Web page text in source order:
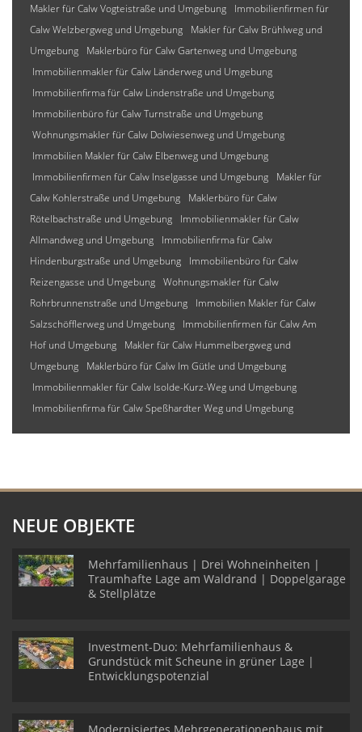
Makler für Calw Vogteistraße und Umgebung
Immobilienfirmen für
Calw Welzbergweg und Umgebung
Makler für Calw Brühlweg und
Umgebung
Maklerbüro für Calw Gartenweg und Umgebung
Immobilienmakler für Calw Länderweg und Umgebung
Immobilienfirma für Calw Lindenstraße und Umgebung
Immobilienbüro für Calw Turnstraße und Umgebung
Wohnungsmakler für Calw Dolwiesenweg und Umgebung
Immobilien Makler für Calw Elbenweg und Umgebung
Immobilienfirmen für Calw Inselgasse und Umgebung
Makler für
Calw Kohlerstraße und Umgebung
Maklerbüro für Calw
Rötelbachstraße und Umgebung
Immobilienmakler für Calw
Allmandweg und Umgebung
Immobilienfirma für Calw
Hindenburgstraße und Umgebung
Immobilienbüro für Calw
Reizengasse und Umgebung Wohnungsmakler für Calw
Rohrbrunnenstraße und Umgebung
Immobilien Makler für Calw
Salzschöfflerweg und Umgebung
Immobilienfirmen für Calw Am
Hof und Umgebung
Makler für Calw Hummelbergweg und
Umgebung
Maklerbüro für Calw Im Gütle und Umgebung
Immobilienmakler für Calw Isolde-Kurz-Weg und Umgebung
Immobilienfirma für Calw Speßhardter Weg und Umgebung
NEUE OBJEKTE
Mehrfamilienhaus | Drei Wohneinheiten |
Traumhafte Lage am Waldrand | Doppelgarage
& Stellplätze
Investment-Duo: Mehrfamilienhaus &
Grundstück mit Scheune in grüner Lage |
Entwicklungspotenzial